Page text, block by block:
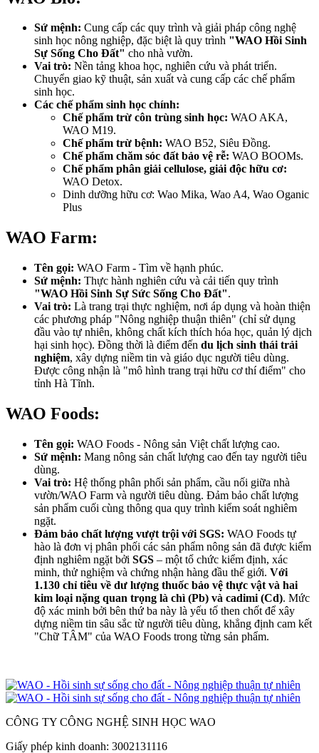
Sứ mệnh: Cung cấp các quy trình và giải pháp công nghệ
sinh học nông nghiệp, đặc biệt là quy trình "WAO Hồi Sinh
Sự Sống Cho Đất" cho nhà vườn.
Vai trò: Nền tảng khoa học, nghiên cứu và phát triển.
Chuyển giao kỹ thuật, sản xuất và cung cấp các chế phẩm
sinh học.
Các chế phẩm sinh học chính:
Chế phẩm trừ côn trùng sinh học: WAO AKA,
WAO M19.
Chế phẩm trừ bệnh: WAO B52, Siêu Đồng.
Chế phẩm chăm sóc đất bảo vệ rễ: WAO BOOMs.
Chế phẩm phân giải cellulose, giải độc hữu cơ:
WAO Detox.
Dinh dưỡng hữu cơ: Wao Mika, Wao A4, Wao Oganic
Plus
WAO Farm:
Tên gọi: WAO Farm - Tìm về hạnh phúc.
Sứ mệnh: Thực hành nghiên cứu và cải tiến quy trình
"WAO Hồi Sinh Sự Sức Sống Cho Đất".
Vai trò: Là trang trại thực nghiệm, nơi áp dụng và hoàn thiện
các phương pháp "Nông nghiệp thuận thiên" (chỉ sử dụng
đầu vào tự nhiên, không chất kích thích hóa học, quản lý dịch
hại sinh học). Đồng thời là điểm đến du lịch sinh thái trải
nghiệm, xây dựng niềm tin và giáo dục người tiêu dùng.
Được công nhận là "mô hình trang trại hữu cơ thí điểm" cho
tỉnh Hà Tĩnh.
WAO Foods:
Tên gọi: WAO Foods - Nông sản Việt chất lượng cao.
Sứ mệnh: Mang nông sản chất lượng cao đến tay người tiêu
dùng.
Vai trò: Hệ thống phân phối sản phẩm, cầu nối giữa nhà
vườn/WAO Farm và người tiêu dùng. Đảm bảo chất lượng
sản phẩm cuối cùng thông qua quy trình kiểm soát nghiêm
ngặt.
Đảm bảo chất lượng vượt trội với SGS: WAO Foods tự
hào là đơn vị phân phối các sản phẩm nông sản đã được kiểm
định nghiêm ngặt bởi SGS – một tổ chức kiểm định, xác
minh, thử nghiệm và chứng nhận hàng đầu thế giới. Với
1.130 chỉ tiêu về dư lượng thuốc bảo vệ thực vật và hai
kim loại nặng quan trọng là chì (Pb) và cadimi (Cd). Mức
độ xác minh bởi bên thứ ba này là yếu tố then chốt để xây
dựng niềm tin sâu sắc từ người tiêu dùng, khẳng định cam kết
"Chữ TÂM" của WAO Foods trong từng sản phẩm.
CÔNG TY CÔNG NGHỆ SINH HỌC WAO
Giấy phép kinh doanh: 3002131116